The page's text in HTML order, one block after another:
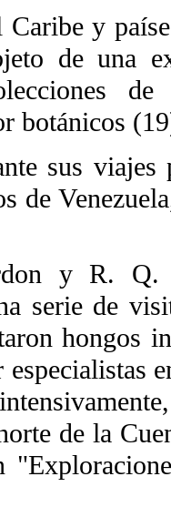
y
de una
botánicos
sus
de
y R. Q.
serie de
hongos
especialistas
de la